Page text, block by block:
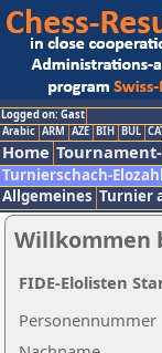
Logged on: Gast
Arabic ARM AZE BIH BUL
Home
Turnierschach-Elozahl
Allgemeines Turnier
Willkommen
Personennummer
FIDE-Elolisten